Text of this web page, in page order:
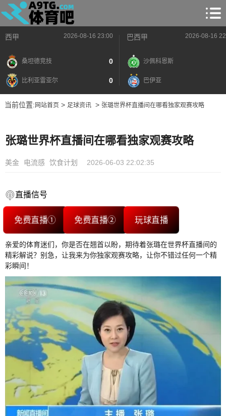
西甲 2026-08-16 23:00
桑坦德竞技 0
比利亚雷亚尔 0
巴西甲 2026-08-16
沙佩科恩斯
巴伊亚
当前位置: 网站首页> 足球资讯> 张璐世界杯直播间在哪看独家观赛攻略
张璐世界杯直播间在哪看独家观赛攻略
美金 电流感 饮食计划 2026-06-03 22:02:35
直播信号
免费直播① 免费直播② 玩球直播
亲爱的体育迷们，你是否在翘首以盼，期待着张璐在世界杯直播间的
精彩解说？别急，让我来为你独家观赛攻略，让你不错过任何一个精
彩瞬间！